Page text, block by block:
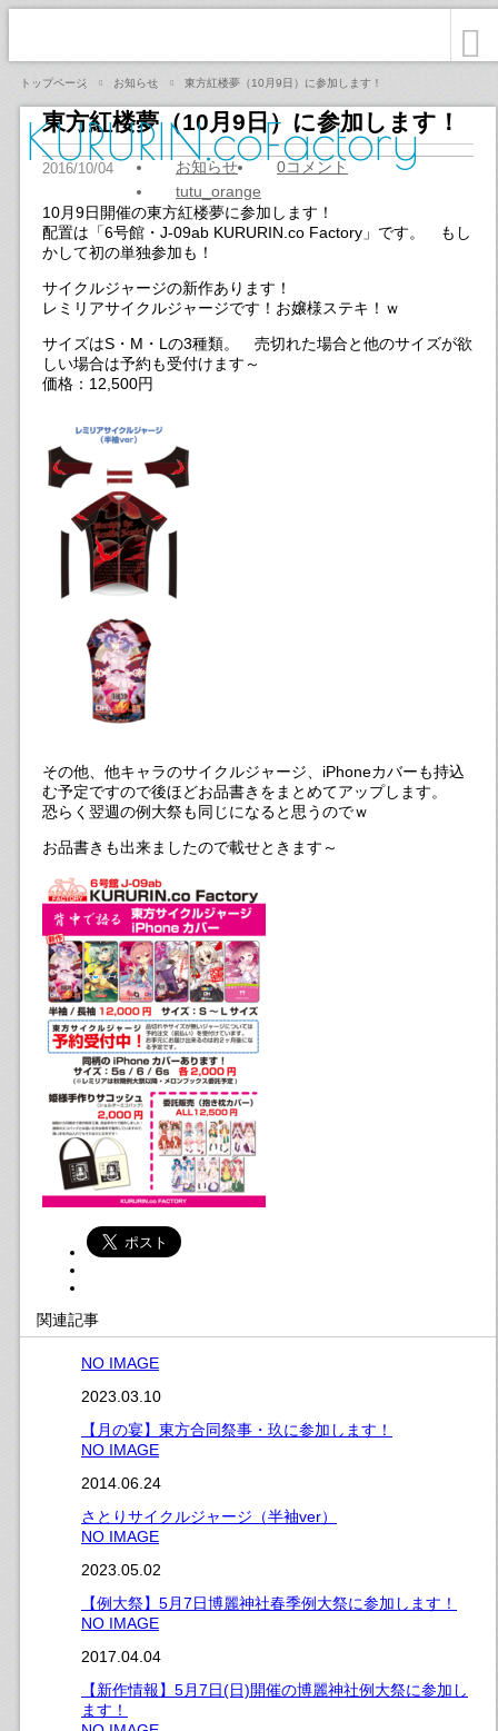
KURURIN.coFactory
トップページ お知らせ 東方紅楼夢（10月9日）に参加します！
東方紅楼夢（10月9日）に参加します！
お知らせ
0コメント
tutu_orange
10月9日開催の東方紅楼夢に参加します！
配置は「6号館・J-09ab KURURIN.co Factory」です。 もし
かして初の単独参加も！
サイクルジャージの新作あります！
レミリアサイクルジャージです！お嬢様ステキ！ｗ
サイズはS・M・Lの3種類。 売切れた場合と他のサイズが欲
しい場合は予約も受付けます～
価格：12,500円
その他、他キャラのサイクルジャージ、iPhoneカバーも持込
む予定ですので後ほどお品書きをまとめてアップします。
恐らく翌週の例大祭も同じになると思うのでｗ
お品書きも出来ましたので載せときます～
関連記事
NO IMAGE
2023.03.10
【月の宴】東方合同祭事・玖に参加します！
NO IMAGE
2014.06.24
さとりサイクルジャージ（半袖ver）
NO IMAGE
2023.05.02
【例大祭】5月7日博麗神社春季例大祭に参加します！
NO IMAGE
2017.04.04
【新作情報】5月7日(日)開催の博麗神社例大祭に参加し
ます！